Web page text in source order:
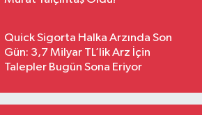
Quick Sigorta Halka Arzında Son
Gün: 3,7 Milyar TL’lik Arz İçin
Talepler Bugün Sona Eriyor